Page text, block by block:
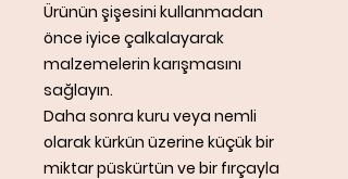
Ürünün şişesini kullanmadan
önce iyice çalkalayarak
malzemelerin karışmasını
sağlayın.
Daha sonra kuru veya nemli
olarak kürkün üzerine küçük bir
miktar püskürtün ve bir fırçayla